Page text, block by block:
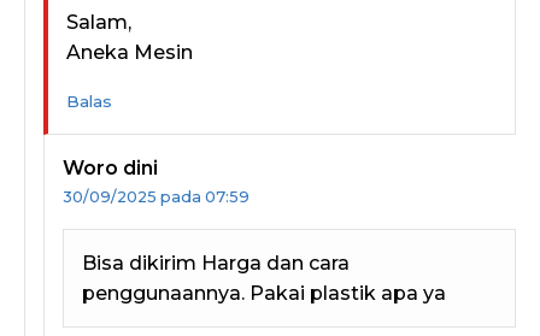
Salam,
Aneka Mesin
Balas
Woro dini
30/09/2025 pada 07:59
Bisa dikirim Harga dan cara
penggunaannya. Pakai plastik apa ya